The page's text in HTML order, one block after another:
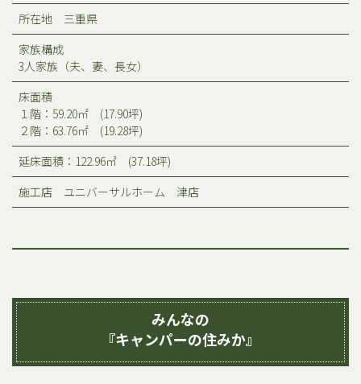
所在地 三重県
家族構成
3人家族（夫、妻、長女）
床面積
１階：59.20㎡ (17.90坪)
２階：63.76㎡ (19.28坪)
延床面積：122.96㎡ (37.18坪)
施工店 ユニバーサルホーム 津店
みんなの
『キャンパーの住みか』